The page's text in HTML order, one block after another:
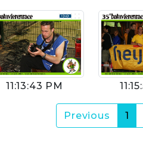
11:13:43 PM
Previous 1